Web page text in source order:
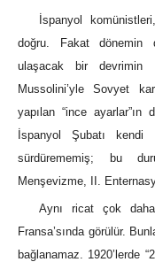
İspanyol
doğru. Fakat dönemin
ulaşacak bir devrimin
Mussolini’yle Sovyet
yapılan “ince
İspanyol Şubatı kendi
sürdürememiş; bu
Menşevizme, II.
Aynı ricat çok
Fransa’sında görülür.
bağlanamaz. 1920’lerde